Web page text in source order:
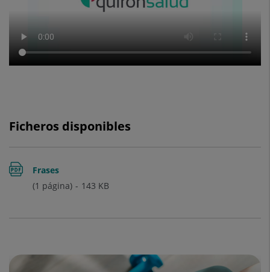
Ficheros disponibles
Frases
143 KB
(1 página)